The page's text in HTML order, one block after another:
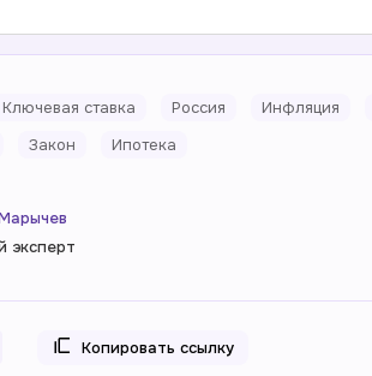
Ключевая ставка Россия Инфляция
Закон Ипотека
эксперт
Копировать ссылку